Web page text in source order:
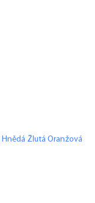
Hnědá Žlutá Oranžová